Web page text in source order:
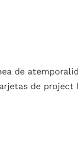
de
de project